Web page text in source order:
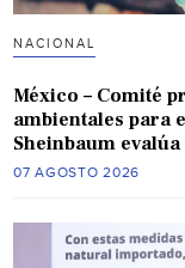
NACIONAL
México – Comité
ambientales para
Sheinbaum
07 AGOSTO 2026